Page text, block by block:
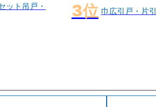
ット吊戸・
巾広引戸・片引